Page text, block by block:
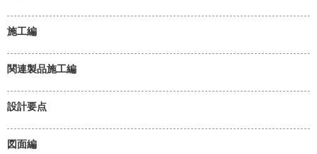
施工編
関連製品施工編
設計要点
図面編